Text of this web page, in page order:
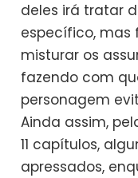
deles irá tratar
específico, mas
misturar os
fazendo com
personagem
Ainda assim,
11 capítulos,
apressados,